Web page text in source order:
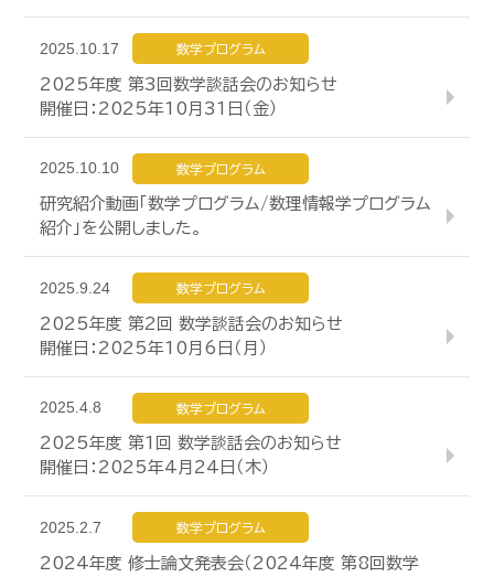
2025.10.17 数学プログラム
2025年度 第3回数学談話会のお知らせ
開催日：2025年10月31日（金）
2025.10.10 数学プログラム
研究紹介動画「数学プログラム/数理情報学プログラム
紹介」を公開しました。
2025.9.24 数学プログラム
2025年度 第2回 数学談話会のお知らせ
開催日：2025年10月6日（月）
2025.4.8 数学プログラム
2025年度 第1回 数学談話会のお知らせ
開催日：2025年4月24日（木）
2025.2.7 数学プログラム
2024年度 修士論文発表会（2024年度 第8回数学